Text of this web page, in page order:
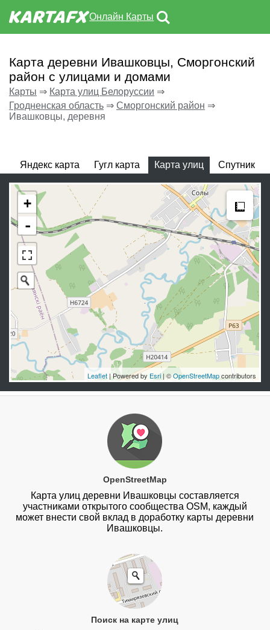
Онлайн Карты
Карта деревни Ивашковцы, Сморгонский
район с улицами и домами
Карты ⇒ Карта улиц Белоруссии ⇒
Гродненская область ⇒ Сморгонский район ⇒
Ивашковцы, деревня
Яндекс карта Гугл карта Карта улиц Спутник
+
-
Leaflet | Powered by Esri | ©OpenStreetMapcontributors
OpenStreetMap
Карта улиц деревни Ивашковцы составляется
участниками открытого сообщества OSM, каждый
может внести свой вклад в доработку карты деревни
Ивашковцы.
Поиск на карте улиц